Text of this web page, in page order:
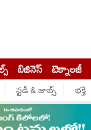
బిజినెస్‌ టెక్నాలజీ
స్టడీ & జాబ్స్ భక్తి